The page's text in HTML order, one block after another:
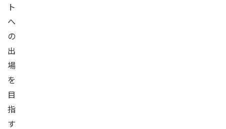
ト
へ
の
出
場
を
目
指
す